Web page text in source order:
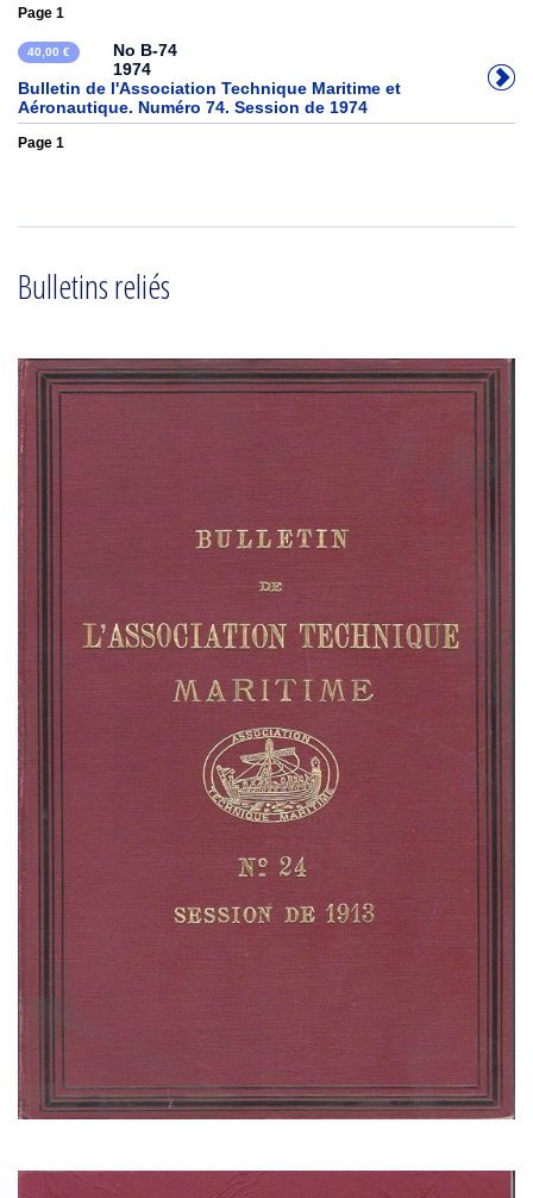
Page 1
40,00 €
No B-74
1974
Bulletin de l'Association Technique Maritime et
Aéronautique. Numéro 74. Session de 1974
Page 1
Bulletins reliés